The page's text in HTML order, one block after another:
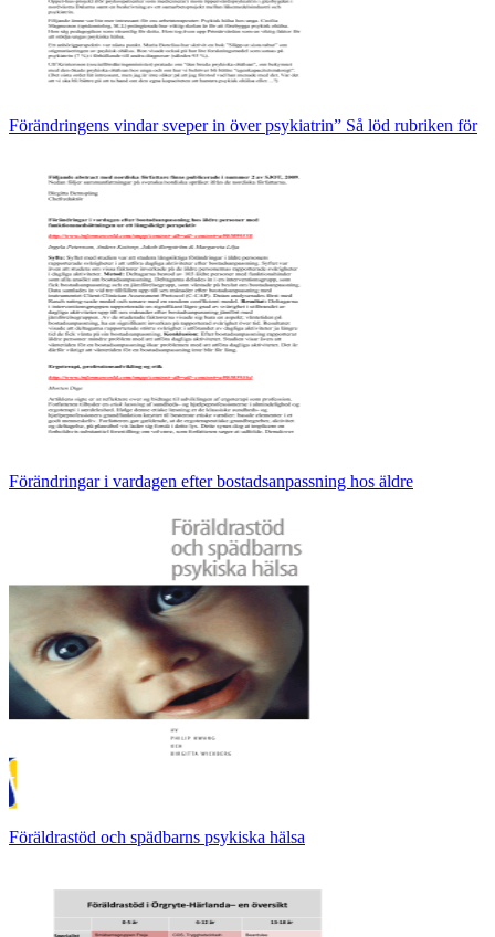
Förändringens vindar sveper in över psykiatrin” Så löd rubriken för
Förändringar i vardagen efter bostadsanpassning hos äldre
Föräldrastöd och spädbarns psykiska hälsa